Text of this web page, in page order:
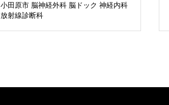
小田原市 脳神経外科 脳ドック 神経内科
放射線診断科